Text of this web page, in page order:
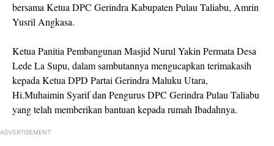
bersama Ketua DPC Gerindra Kabupaten Pulau Taliabu, Amrin
Yusril Angkasa.
Ketua Panitia Pembangunan Masjid Nurul Yakin Permata Desa
Lede La Supu, dalam sambutannya mengucapkan terimakasih
kepada Ketua DPD Partai Gerindra Maluku Utara,
Hi.Muhaimin Syarif dan Pengurus DPC Gerindra Pulau Taliabu
yang telah memberikan bantuan kepada rumah Ibadahnya.
ADVERTISEMENT